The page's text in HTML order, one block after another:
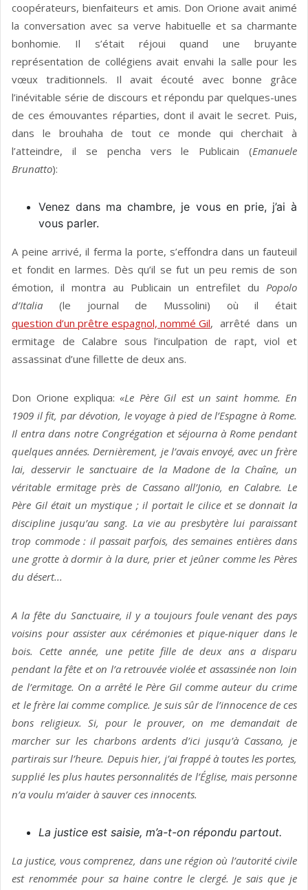
coopérateurs, bienfaiteurs et amis. Don Orione avait animé
la conversation avec sa verve habituelle et sa charmante
bonhomie. Il s’était réjoui quand une bruyante
représentation de collégiens avait envahi la salle pour les
vœux traditionnels. Il avait écouté avec bonne grâce
l’inévitable série de discours et répondu par quelques-unes
de ces émouvantes réparties, dont il avait le secret. Puis,
dans le brouhaha de tout ce monde qui cherchait à
l’atteindre, il se pencha vers le Publicain (Emanuele
Brunatto):
Venez dans ma chambre, je vous en prie, j’ai à
vous parler.
A peine arrivé, il ferma la porte, s’effondra dans un fauteuil
et fondit en larmes. Dès qu’il se fut un peu remis de son
émotion, il montra au Publicain un entrefilet du Popolo
d’Italia (le journal de Mussolini) où il était
question d’un prêtre espagnol, nommé Gil, arrêté dans un
ermitage de Calabre sous l’inculpation de rapt, viol et
assassinat d’une fillette de deux ans.
Don Orione expliqua:«Le Père Gil est un saint homme. En
1909 il fit, par dévotion, le voyage à pied de l’Espagne à Rome.
Il entra dans notre Congrégation et séjourna à Rome pendant
quelques années. Dernièrement, je l’avais envoyé, avec un frère
lai, desservir le sanctuaire de la Madone de la Chaîne, un
véritable ermitage près de Cassano all’Jonio, en Calabre. Le
Père Gil était un mys­tique ; il portait le cilice et se donnait la
discipline jusqu’au sang. La vie au presbytère lui paraissant
trop commode : il passait parfois, des semaines entières dans
une grotte à dormir à la dure, prier et jeûner comme les Pères
du désert...
A la fête du Sanctuaire, il y a toujours foule venant des pays
voisins pour assister aux cérémonies et pique-niquer dans le
bois. Cette année, une petite fille de deux ans a disparu
pendant la fête et on l’a retrouvée violée et assas­sinée non loin
de l’ermitage. On a arrêté le Père Gil comme auteur du crime
et le frère lai comme complice. Je suis sûr de l’innocence de ces
bons religieux. Si, pour le prouver, on me demandait de
marcher sur les charbons ardents d’ici jusqu’à Cassano, je
partirais sur l’heure. Depuis hier, j’ai frappé à toutes les portes,
supplié les plus hautes personnalités de l’Église, mais personne
n’a voulu m’aider à sauver ces innocents.
La justice est saisie, m’a-t-on répondu partout.
La justice, vous comprenez, dans une région où l’autorité civile
est renommée pour sa haine contre le clergé. Je sais que je